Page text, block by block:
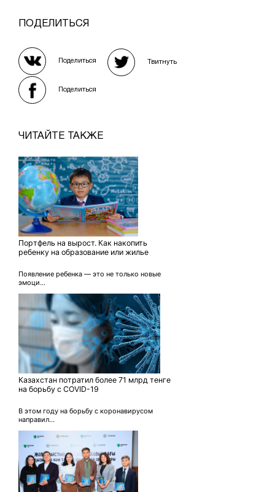
ПОДЕЛИТЬСЯ
Поделиться Твитнуть
Поделиться
ЧИТАЙТЕ ТАКЖЕ
Портфель на вырост. Как накопить
ребенку на образование или жилье
Появление ребенка — это не только новые
эмоци...
Казахстан потратил более 71 млрд тенге
на борьбу с COVID-19
В этом году на борьбу с коронавирусом
направил...